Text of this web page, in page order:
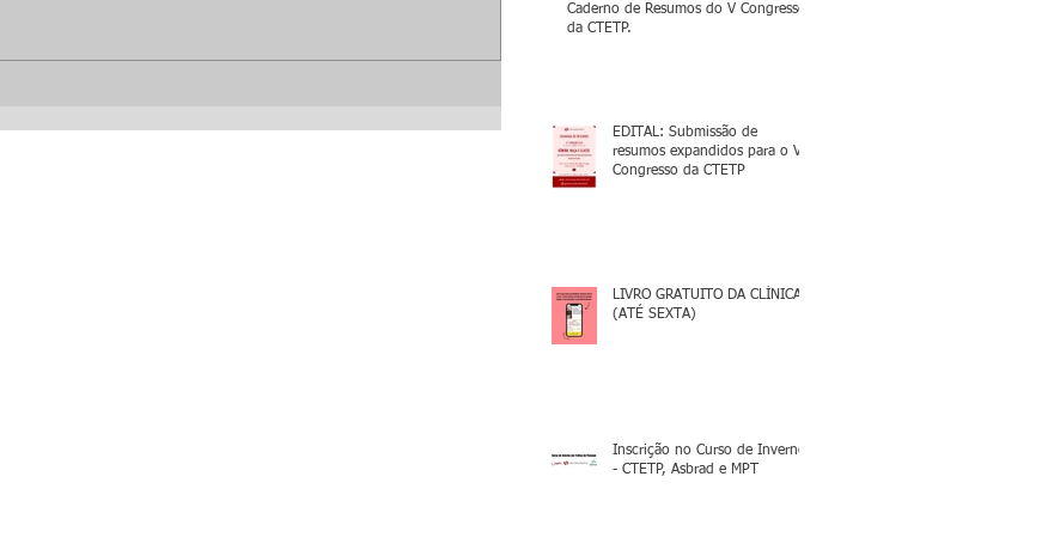
Caderno de Resumos do V Congresso
da CTETP.
EDITAL: Submissão de
resumos expandidos para o V
Congresso da CTETP
LIVRO GRATUITO DA CLÍNICA
(ATÉ SEXTA)
Inscrição no Curso de Inverno
- CTETP, Asbrad e MPT